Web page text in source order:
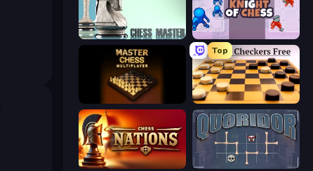
Chess Master Knight of Chess
Master Chess
Top
English Checkers Free
Chess Nations Quoridor Online